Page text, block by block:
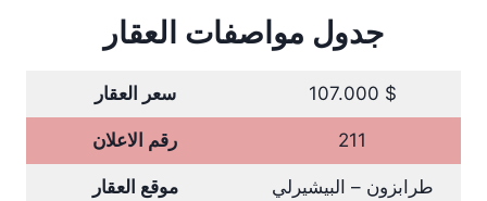
جدول مواصفات العقار
سعر العقار 107.000 $
رقم الاعلان 211
موقع العقار طرابزون – البيشيرلي